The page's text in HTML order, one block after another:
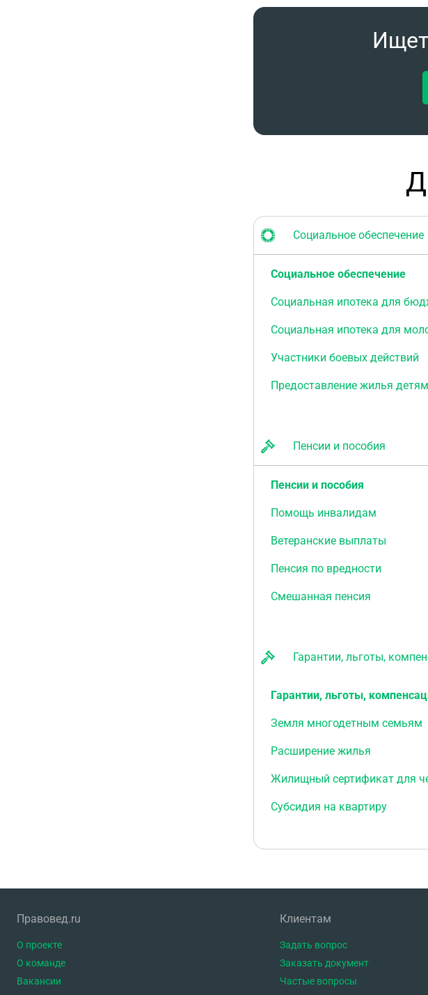
Социальное обеспечение
Социальное обеспечение
Социальная ипотека для
Социальная ипотека для
Участники боевых действий
Предоставление жилья
Пенсии и пособия
Пенсии и пособия
Помощь инвалидам
Ветеранские выплаты
Пенсия по вредности
Смешанная пенсия
Гарантии, льготы,
Гарантии, льготы,
Земля многодетным семьям
Расширение жилья
Жилищный сертификат для
Субсидия на квартиру
Правовед.ru
О проекте
О команде
Вакансии
Клиентам
Задать вопрос
Заказать документ
Частые вопросы